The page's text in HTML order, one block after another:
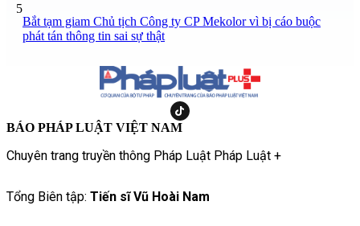
5
Bắt tạm giam Chủ tịch Công ty CP Mekolor vì bị cáo buộc
phát tán thông tin sai sự thật
BÁO PHÁP LUẬT VIỆT NAM
Chuyên trang truyền thông Pháp Luật Pháp Luật +
Tổng Biên tập: Tiến sĩ Vũ Hoài Nam